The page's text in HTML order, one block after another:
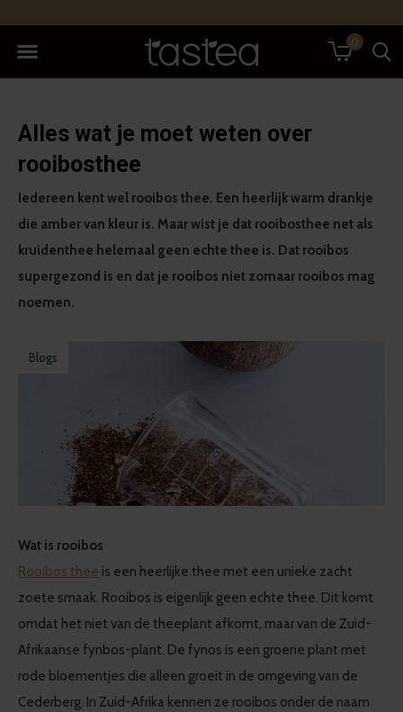
0
Alles wat je moet weten over
rooibosthee
Iedereen kent wel rooibos thee. Een heerlijk warm drankje
die amber van kleur is. Maar wist je dat rooibosthee net als
kruidenthee helemaal geen echte thee is. Dat rooibos
supergezond is en dat je rooibos niet zomaar rooibos mag
noemen.
Blogs
Wat is rooibos
Rooibos thee is een heerlijke thee met een unieke zacht
zoete smaak. Rooibos is eigenlijk geen echte thee. Dit komt
omdat het niet van de theeplant afkomt, maar van de Zuid-
Afrikaanse fynbos-plant. De fynos is een groene plant met
rode bloementjes die alleen groeit in de omgeving van de
Cederberg. In Zuid-Afrika kennen ze rooibos onder de naam